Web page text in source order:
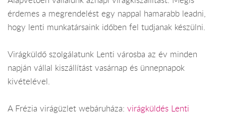
érdemes a megrendelést egy nappal hamarabb leadni,
hogy lenti munkatársaink időben fel tudjanak készülni.
Virágküldő szolgálatunk Lenti városba az év minden
napján vállal kiszállítást vasárnap és ünnepnapok
kivételével.
A Frézia virágüzlet webáruháza: virágküldés Lenti